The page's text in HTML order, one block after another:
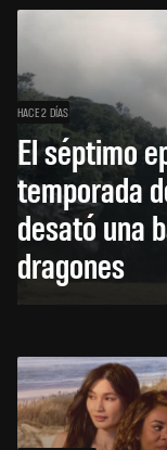
HACE 2 DÍAS
El séptimo
temporada
desató una
dragones